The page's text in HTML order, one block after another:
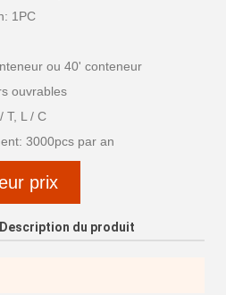
1PC
ou 40' conteneur
ouvrables
T, L / C
3000pcs par an
prix
Description du produit